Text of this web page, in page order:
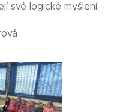
své logické myšlení.